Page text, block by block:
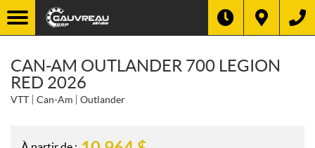
CAN-AM OUTLANDER 700 LEGION
RED 2026
VTT Can-Am Outlander